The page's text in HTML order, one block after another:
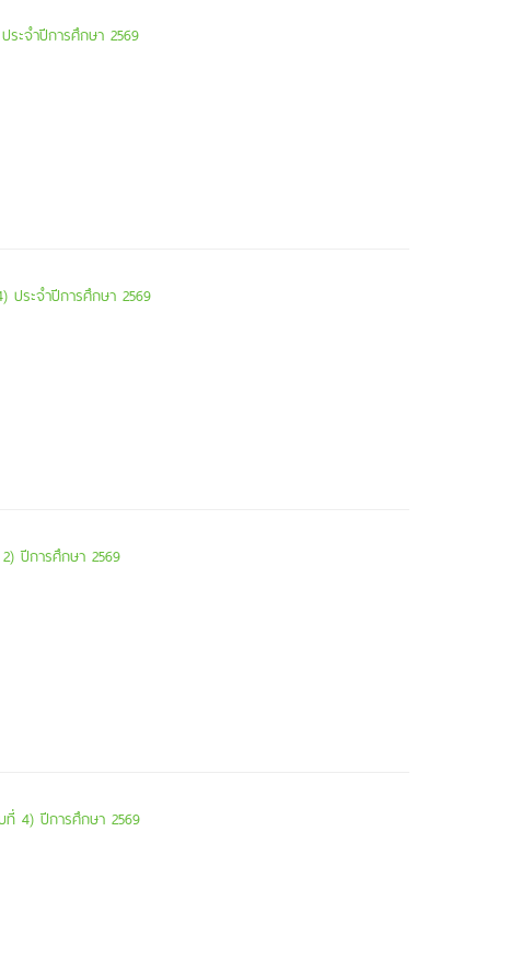
ระจำปีการศึกษา 2569
ประจำปีการศึกษา 2569
ปีการศึกษา 2569
ที่ 4) ปีการศึกษา 2569